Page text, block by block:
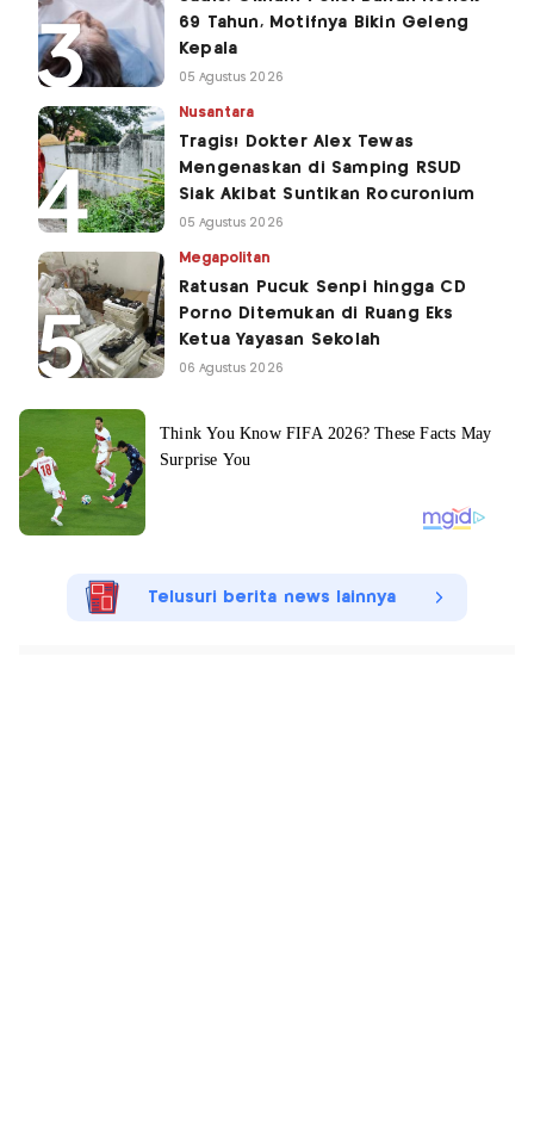
69 Tahun, Motifnya Bikin Geleng
Kepala
05 Agustus 2026
Nusantara
Tragis! Dokter Alex Tewas
Mengenaskan di Samping RSUD
Siak Akibat Suntikan Rocuronium
05 Agustus 2026
Megapolitan
Ratusan Pucuk Senpi hingga CD
Porno Ditemukan di Ruang Eks
Ketua Yayasan Sekolah
06 Agustus 2026
Telusuri berita news lainnya